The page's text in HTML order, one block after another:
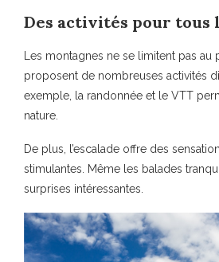
Des activités pour tous
Les montagnes ne se limitent pas au
proposent de nombreuses activités
exemple, la randonnée et le VTT
nature.
De plus, l’escalade offre des
stimulantes. Même les balades
surprises intéressantes.